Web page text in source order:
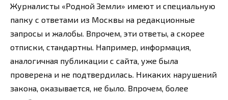
Журналисты «Родной Земли» имеют и специальную
папку с ответами из Москвы на редакционные
запросы и жалобы. Впрочем, эти ответы, а скорее
отписки, стандартны. Например, информация,
аналогичная публикации с сайта, уже была
проверена и не подтвердилась. Никаких нарушений
закона, оказывается, не было. Впрочем, более